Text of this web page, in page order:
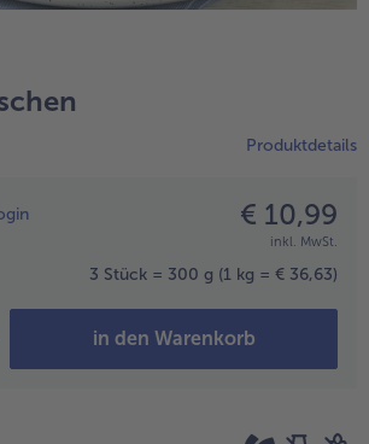
& Gebäck
Spirituosen
Produktdetails
€ 10,99
inkl. MwSt.
3 Stück = 300 g (1 kg = € 36,63)
in den Warenkorb